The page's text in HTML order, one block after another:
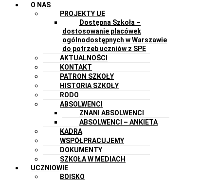
O NAS
PROJEKTY UE
Dostępna Szkoła –
dostosowanie placówek
ogólnodostępnych w Warszawie
do potrzeb uczniów z SPE
AKTUALNOŚCI
KONTAKT
PATRON SZKOŁY
HISTORIA SZKOŁY
RODO
ABSOLWENCI
ZNANI ABSOLWENCI
ABSOLWENCI – ANKIETA
KADRA
WSPÓŁPRACUJEMY
DOKUMENTY
SZKOŁA W MEDIACH
UCZNIOWIE
BOISKO